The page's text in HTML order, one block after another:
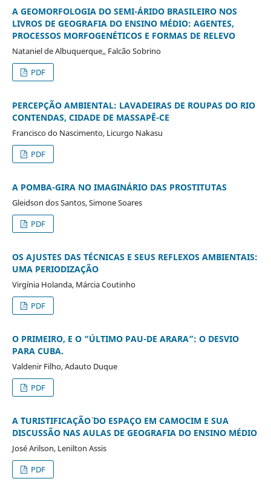
A GEOMORFOLOGIA DO SEMI-ÁRIDO BRASILEIRO NOS
LIVROS DE GEOGRAFIA DO ENSINO MÉDIO: AGENTES,
PROCESSOS MORFOGENÉTICOS E FORMAS DE RELEVO
Nataniel de Albuquerque,, Falcão Sobrino
PDF
PERCEPÇÃO AMBIENTAL: LAVADEIRAS DE ROUPAS DO RIO
CONTENDAS, CIDADE DE MASSAPÊ-CE
Francisco do Nascimento, Licurgo Nakasu
PDF
A POMBA-GIRA NO IMAGINÁRIO DAS PROSTITUTAS
Gleidson dos Santos, Simone Soares
PDF
OS AJUSTES DAS TÉCNICAS E SEUS REFLEXOS AMBIENTAIS:
UMA PERIODIZAÇÃO
Virgínia Holanda, Márcia Coutinho
PDF
O PRIMEIRO, E O “ÚLTIMO PAU-DE ARARA”: O DESVIO
PARA CUBA.
Valdenir Filho, Adauto Duque
PDF
A ¨TURISTIFICAÇÃO¨ DO ESPAÇO EM CAMOCIM E SUA
DISCUSSÃO NAS AULAS DE GEOGRAFIA DO ENSINO MÉDIO
José Arilson, Lenilton Assis
PDF